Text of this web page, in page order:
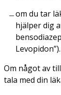
om du tar
hjälper dig
Levopidon”).
Om något av
tala med din